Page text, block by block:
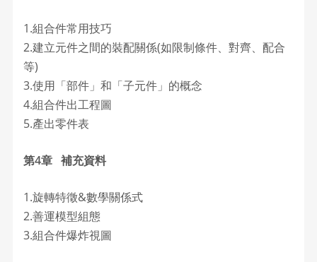
1.組合件常用技巧
2.建立元件之間的裝配關係(如限制條件、對齊、配合
等)
3.使用「部件」和「子元件」的概念
4.組合件出工程圖
5.產出零件表
第4章 補充資料
1.旋轉特徵&數學關係式
2.善運模型組態
3.組合件爆炸視圖